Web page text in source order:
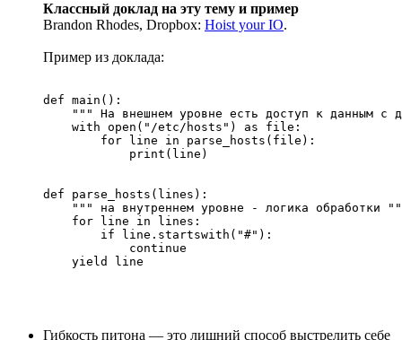
Классный доклад на эту тему и пример
Brandon Rhodes, Dropbox: Hoist your IO.
Пример из доклада:
def main():
""" На внешнем уровне есть доступ к данным с
    with open("/etc/hosts") as file:
        for line in parse_hosts(file):
            print(line)
def parse_hosts(lines):
""" на внутреннем уровне - логика обработки
    for line in lines:
        if line.startswith("#"):
            continue
Гибкость питона — это лишний способ выстрелить себе